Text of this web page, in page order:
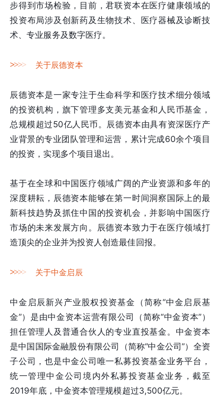
步得到市场检验，目前，君联资本在医疗健康领域的
投资布局涉及创新药及生物技术、医疗器械及诊断技
术、专业服务及数字医疗。
>>>> 关于辰德资本
辰德资本是一家专注于生命科学和医疗技术细分领域
的投资机构，旗下管理多支美元基金和人民币基金，
总规模超过50亿人民币。辰德资本由具有资深医疗产
业背景的专业团队管理和运营，累计完成60余个项目
的投资，实现多个项目退出。
基于在全球和中国医疗领域广阔的产业资源和多年的
深度耕耘，辰德资本能够在第一时间洞察国际上的最
新科技趋势及抓住中国的投资机会，并影响中国医疗
市场的未来发展方向。辰德资本致力于在医疗领域打
造顶尖的企业并为投资人创造最佳回报。
>>>> 关于中金启辰
中金启辰新兴产业股权投资基金（简称“中金启辰基
金”）是由中金资本运营有限公司（简称“中金资本”）
担任管理人及普通合伙人的专业直投基金。中金资本
是中国国际金融股份有限公司（简称“中金公司”）全资
子公司，也是中金公司唯一私募投资基金业务平台，
统一管理中金公司境内外私募投资基金业务，截至
2019年底，中金资本管理规模超过3,500亿元。